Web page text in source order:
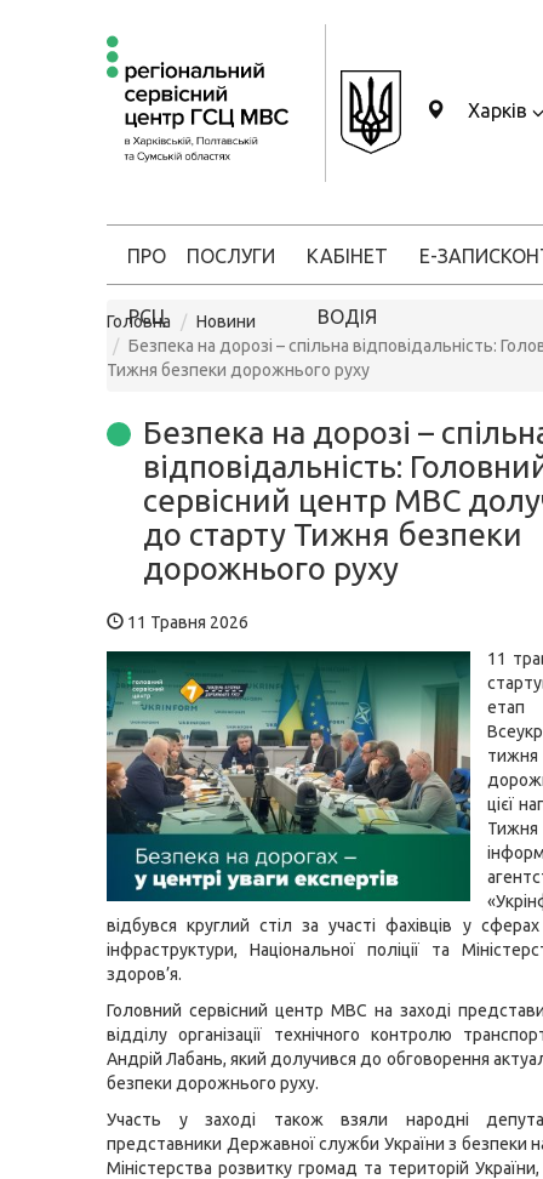
Харків
ПРО
РСЦ
ПОСЛУГИ КАБІНЕТ
ВОДІЯ
Е-ЗАПИС
Головна
Новини
Безпека на дорозі – спільна відповідальність:
Тижня безпеки дорожнього руху
Безпека на дорозі –
відповідальність:
сервісний центр МВС
до старту Тижня безпеки
дорожнього руху
11 Травня 2026
11
етап
цієї
відбувся круглий стіл за участі фахівців у
інфраструктури, Національної поліції та
здоров’я.
Головний сервісний центр МВС на заході
відділу організації технічного контролю
Андрій Лабань, який долучився до обговорення
безпеки дорожнього руху.
Участь у заході також взяли народні
представники Державної служби України з безпеки
Міністерства розвитку громад та територій